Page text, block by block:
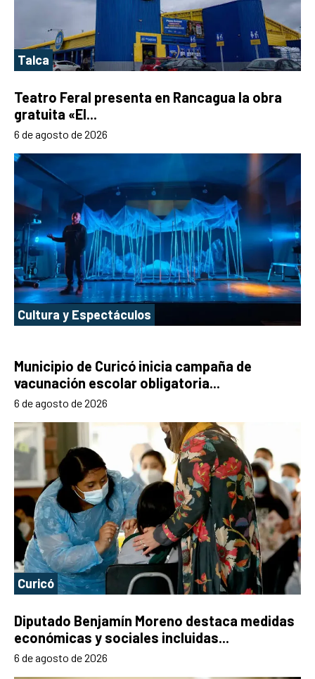
Talca
Teatro Feral presenta en Rancagua la obra
gratuita «El...
6 de agosto de 2026
Cultura y Espectáculos
Municipio de Curicó inicia campaña de
vacunación escolar obligatoria...
6 de agosto de 2026
Curicó
Diputado Benjamín Moreno destaca medidas
económicas y sociales incluidas...
6 de agosto de 2026